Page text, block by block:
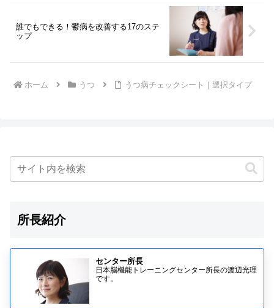
誰でもできる！鬱病を改善する17のステ
ップ
ホーム うつ うつ病チェックシート｜選択タイプ
所長紹介
センター所長
日本脳機能トレーニングセンター所長の渡辺光理
です。